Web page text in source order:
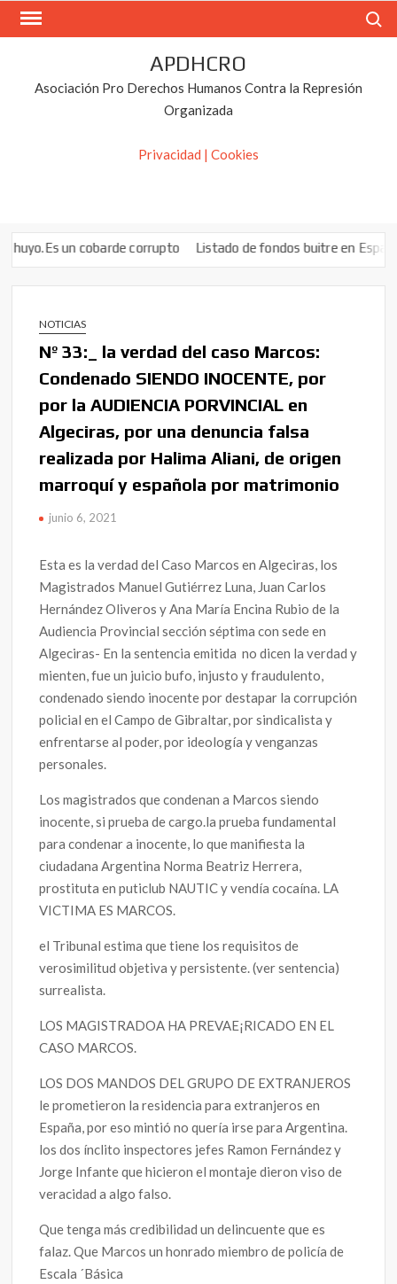
Saltar
APDHCRO
Asociación Pro Derechos Humanos Contra la Represión
Organizada
Privacidad | Cookies
cobarde corrupto Listado de fondos buitre en España:
NOTICIAS
Nº 33:_ la verdad del caso Marcos:
Condenado SIENDO INOCENTE, por
por la AUDIENCIA PORVINCIAL en
Algeciras, por una denuncia falsa
realizada por Halima Aliani, de origen
marroquí y española por matrimonio
junio 6, 2021
Esta es la verdad del Caso Marcos en Algeciras, los
Magistrados Manuel Gutiérrez Luna, Juan Carlos
Hernández Oliveros y Ana María Encina Rubio de la
Audiencia Provincial sección séptima con sede en
Algeciras- En la sentencia emitida no dicen la verdad y
mienten, fue un juicio bufo, injusto y fraudulento,
condenado siendo inocente por destapar la corrupción
policial en el Campo de Gibraltar, por sindicalista y
enfrentarse al poder, por ideología y venganzas
personales.
Los magistrados que condenan a Marcos siendo
inocente, si prueba de cargo.la prueba fundamental
para condenar a inocente, lo que manifiesta la
ciudadana Argentina Norma Beatriz Herrera,
prostituta en puticlub NAUTIC y vendía cocaína. LA
VICTIMA ES MARCOS.
el Tribunal estima que tiene los requisitos de
verosimilitud objetiva y persistente. (ver sentencia)
surrealista.
LOS MAGISTRADOA HA PREVAE¡RICADO EN EL
CASO MARCOS.
LOS DOS MANDOS DEL GRUPO DE EXTRANJEROS
le prometieron la residencia para extranjeros en
España, por eso mintió no quería irse para Argentina.
los dos ínclito inspectores jefes Ramon Fernández y
Jorge Infante que hicieron el montaje dieron viso de
veracidad a algo falso.
Que tenga más credibilidad un delincuente que es
falaz. Que Marcos un honrado miembro de policía de
Escala ´Básica